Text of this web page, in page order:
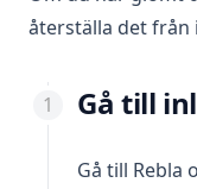
återställa det från
Gå till
Gå till Rebla